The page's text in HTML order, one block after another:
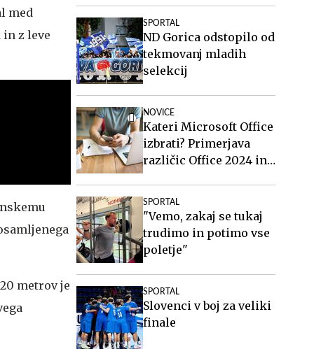
med
z leve
metrov je
SPORTAL
ND Gorica odstopilo od
tekmovanj mladih
selekcij
NOVICE
Kateri Microsoft Office
izbrati? Primerjava
različic Office 2024 in
SPORTAL
"Vemo, zakaj se tukaj
trudimo in potimo vse
poletje"
SPORTAL
Slovenci v boj za veliki
finale